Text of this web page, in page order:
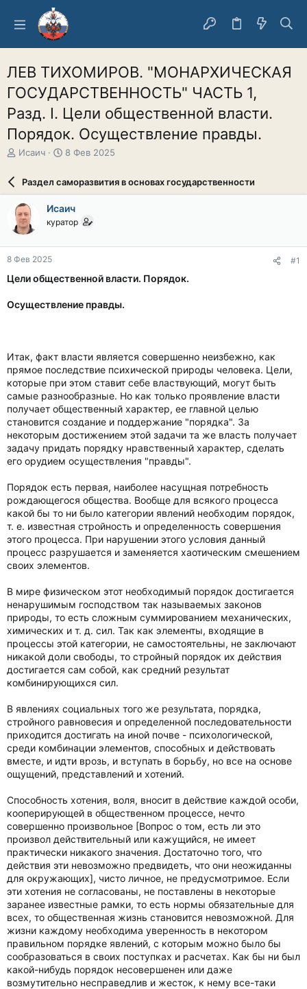
ЛЕВ ТИХОМИРОВ. "МОНАРХИЧЕСКАЯ
ГОСУДАРСТВЕННОСТЬ" ЧАСТЬ 1,
Разд. I. Цели общественной власти.
Порядок. Осуществление правды.
А
о
р
т
е
м
ы
Исаич
Д
а
а
ч
л
8 Фев 2025
Раздел саморазвития в основах государственности
Исаич
куратор
8 Фев 2025 #1
Цели общественной власти. Порядок.
Осуществление правды.
Итак, факт власти является совершенно неизбежно, как
прямое последствие психической природы человека. Цели,
которые при этом ставит себе властвующий, могут быть
самые разнообразные. Но как только проявление власти
получает общественный характер, ее главной целью
становится создание и поддержание "порядка". За
некоторым достижением этой задачи та же власть получает
задачу придать порядку нравственный характер, сделать
его орудием осуществления "правды".
Порядок есть первая, наиболее насущная потребность
рождающегося общества. Вообще для всякого процесса
какой бы то ни было категории явлений необходим порядок,
т. е. известная стройность и определенность совершения
этого процесса. При нарушении этого условия данный
процесс разрушается и заменяется хаотическим смешением
своих элементов.
В мире физическом этот необходимый порядок достигается
ненарушимым господством так называемых законов
природы, то есть сложным суммированием механических,
химических и т. д. сил. Так как элементы, входящие в
процессы этой категории, не самостоятельны, не заключают
никакой доли свободы, то стройный порядок их действия
достигается сам собой, как средний результат
комбинирующихся сил.
В явлениях социальных того же результата, порядка,
стройного равновесия и определенной последовательности
приходится достигать на иной почве - психологической,
среди комбинации элементов, способных и действовать
вместе, и идти врозь, и вступать в борьбу, но все на основе
ощущений, представлений и хотений.
Способность хотения, воля, вносит в действие каждой особи,
кооперирующей в общественном процессе, нечто
совершенно произвольное [Вопрос о том, есть ли это
произвол действительный или кажущийся, не имеет
практически никакого значения. Достаточно того, что
действия эти невозможно предвидеть, что они неожиданны
для окружающих], чисто личное, не предусмотримое. Если
эти хотения не согласованы, не поставлены в некоторые
заранее известные рамки, то есть нормы обязательные для
всех, то общественная жизнь становится невозможной. Для
жизни каждому необходима уверенность в некотором
правильном порядке явлений, с которым можно было бы
сообразоваться в своих поступках и расчетах. Как бы ни был
какой-нибудь порядок несовершенен или даже
возмутительно несправедлив и жесток, к нему все-таки